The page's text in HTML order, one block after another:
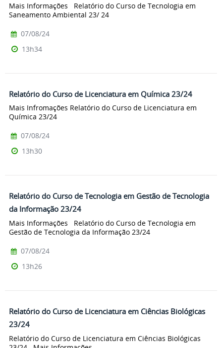
Mais Informações Relatório do Curso de Tecnologia em
Saneamento Ambiental 23/ 24
07/08/24
13h34
Relatório do Curso de Licenciatura em Química 23/24
Mais Infromações Relatório do Curso de Licenciatura em
Química 23/24
07/08/24
13h30
Relatório do Curso de Tecnologia em Gestão de Tecnologia
da Informação 23/24
Mais Informações Relatório do Curso de Tecnologia em
Gestão de Tecnologia da Informação 23/24
07/08/24
13h26
Relatório do Curso de Licenciatura em Ciências Biológicas
23/24
Relatório do Curso de Licenciatura em Ciências Biológicas